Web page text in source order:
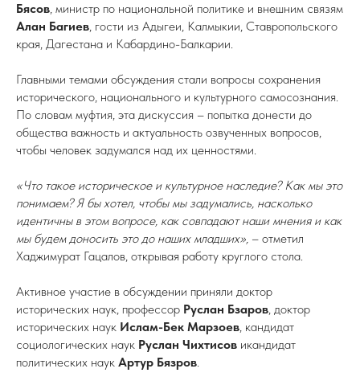
Бясов, министр по национальной политике и внешним связям
Алан Багиев, гости из Адыгеи, Калмыкии, Ставропольского
края, Дагестана и Кабардино-Балкарии.
Главными темами обсуждения стали вопросы сохранения
исторического, национального и культурного самосознания.
По словам муфтия, эта дискуссия – попытка донести до
общества важность и актуальность озвученных вопросов,
чтобы человек задумался над их ценностями.
«Что такое историческое и культурное наследие? Как мы это
понимаем? Я бы хотел, чтобы мы задумались, насколько
идентичны в этом вопросе, как совпадают наши мнения и как
мы будем доносить это до наших младших», – отметил
Хаджимурат Гацалов, открывая работу круглого стола.
Активное участие в обсуждении приняли доктор
исторических наук, профессор Руслан Бзаров, доктор
исторических наук Ислам-Бек Марзоев, кандидат
социологических наук Руслан Чихтисов икандидат
политических наук Артур Бязров.